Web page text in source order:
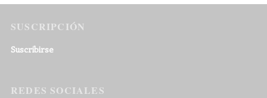
SUSCRIPCIÓN
Suscribirse
REDES SOCIALES